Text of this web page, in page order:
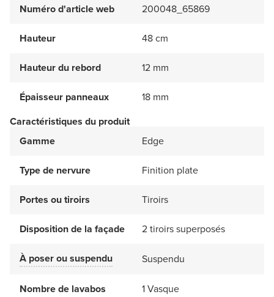
Numéro d'article web 200048_65869
Hauteur 48 cm
Hauteur du rebord 12 mm
Épaisseur panneaux
18 mm
Caractéristiques du produit
Gamme
Edge
Type de nervure Finition plate
Portes ou tiroirs Tiroirs
Disposition de la façade 2 tiroirs superposés
À poser ou suspendu Suspendu
Nombre de lavabos 1 Vasque